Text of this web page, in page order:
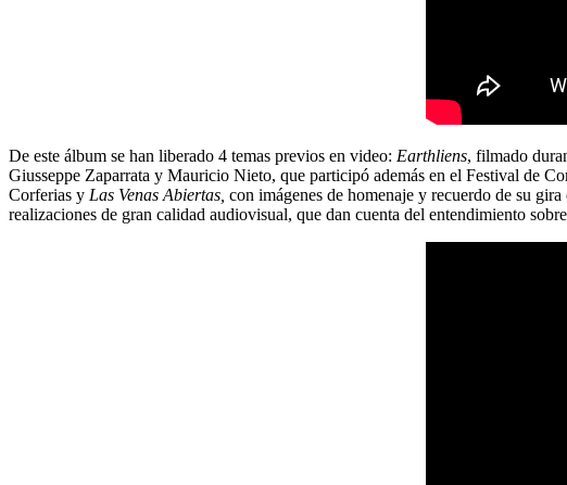
De este álbum se han liberado 4 temas previos en video: Earthliens, filmado
Giusseppe Zaparrata y Mauricio Nieto, que participó además en el Festival de
Corferias y Las Venas Abiertas, con imágenes de homenaje y recuerdo de su
realizaciones de gran calidad audiovisual, que dan cuenta del entendimiento